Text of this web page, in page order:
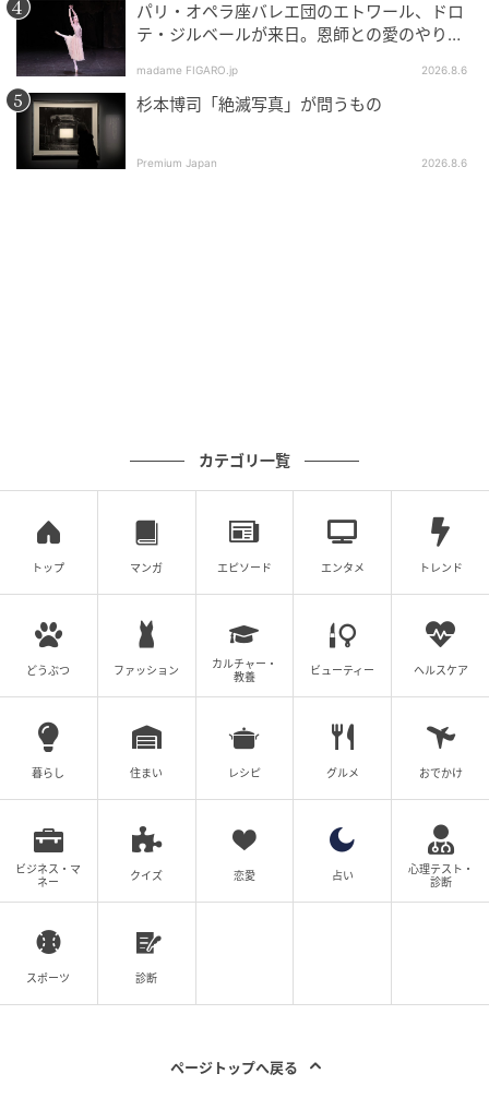
甫庵『信長記』によれば、信長は敵陣の松明たいまつ
先陣に決めた。かくして、6月28日の卯うの刻（午前6
時）、浅井・朝倉軍が3.3kmほど間合いを詰め、姉川
を前にして野村・三田村郷（滋賀県長浜市野村、およ
び三田村）まで出陣し、二手に分かれた。三田村の朝
倉軍に家康が向かい、野村の浅井軍に信長の旗本衆、
および美濃三人衆が一団となって敵に攻めかかった。
朝倉軍は家康本陣に迫る勢いであったが、家康は榊原
康政らに側面攻撃を命じて朝倉軍を破った。織田軍は
（嶋尾康史）に対して浅井軍の側面攻撃をアドバイ
ス、自らも攻撃に加わった（稲葉は織田軍の後詰めで
戦陣に加わっていなかったらしい）。
やがて浅井・朝倉軍は総崩れとなって退却。逃げる敵
を討ち取るのはたやすく、織田・徳川軍の大勝利に終
わった。『信長公記』では敵兵1100余を討ち取ったと
パリ・オペラ座バレエ団のエトワール、ドロ
テ・ジルベールが来日。恩師との愛のやりと
madame FIGARO.jp 2026.8.6
杉本博司「絶滅写真」が問うもの
Premium Japan 2026.8.6
カテゴリ一覧
トップ マンガ エピソード エンタメ トレンド
どうぶつ ファッション
カルチャー・
教養
ビューティー ヘルスケア
暮らし 住まい レシピ グルメ おでかけ
ビジネス・マ
ネー
クイズ 恋愛 占い
心理テスト・
診断
スポーツ 診断
ページトップへ戻る